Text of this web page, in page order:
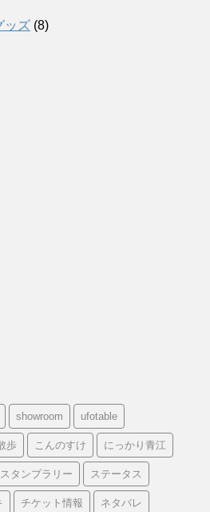
ッズ (8)
showroom ufotable
歩 こんのすけ にっかり青江
スタンプラリー ステータス
チケット情報 ネタバレ